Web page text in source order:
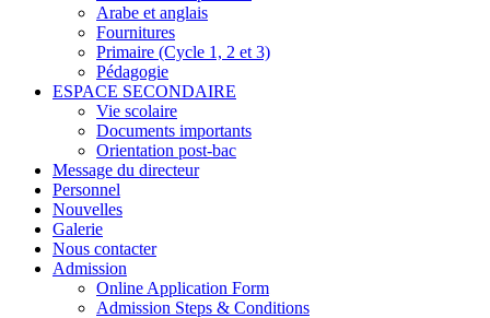
Arabe et anglais
Fournitures
Primaire (Cycle 1, 2 et 3)
Pédagogie
ESPACE SECONDAIRE
Vie scolaire
Documents importants
Orientation post-bac
Message du directeur
Personnel
Nouvelles
Galerie
Nous contacter
Admission
Online Application Form
Admission Steps & Conditions